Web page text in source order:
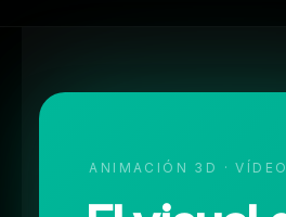
ANIMACIÓN 3D ·